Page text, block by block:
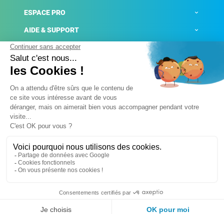
ESPACE PRO
AIDE & SUPPORT
ACTUALITÉS
Mentions légales
Conditions générales de ventes
Plateforme de signalement